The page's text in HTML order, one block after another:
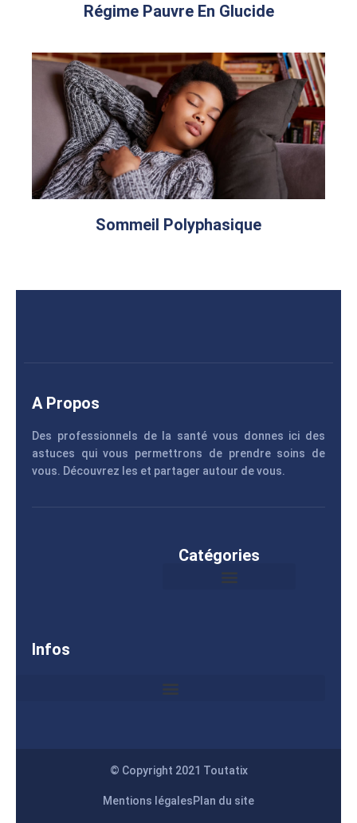
Régime Pauvre En Glucide
Sommeil Polyphasique
A Propos
Des professionnels de la santé vous donnes ici des
astuces qui vous permettrons de prendre soins de
vous. Découvrez les et partager autour de vous.
Catégories
Infos
© Copyright 2021 Toutatix
Mentions légalesPlan du site